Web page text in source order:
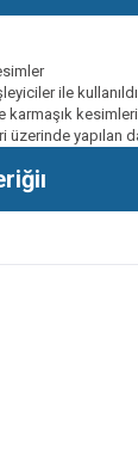
ile
karmaşık
üzerinde yapılan
resim, ürün